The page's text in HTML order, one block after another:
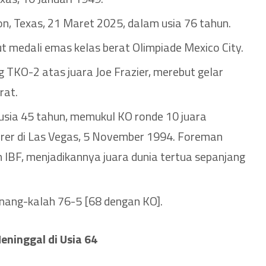
Texas, 21 Maret 2025, dalam usia 76 tahun.
medali emas kelas berat Olimpiade Mexico City.
TKO-2 atas juara Joe Frazier, merebut gelar
45 tahun, memukul KO ronde 10 juara
di Las Vegas, 5 November 1994. Foreman
menjadikannya juara dunia tertua sepanjang
kalah 76-5 [68 dengan KO].
di Usia 64